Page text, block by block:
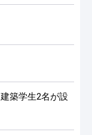
築学生2名が設